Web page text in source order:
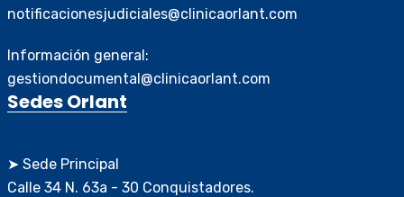
notificacionesjudiciales@clinicaorlant.com
Información general:
gestiondocumental@clinicaorlant.com
Sedes Orlant
➤ Sede Principal
Calle 34 N. 63a - 30 Conquistadores.